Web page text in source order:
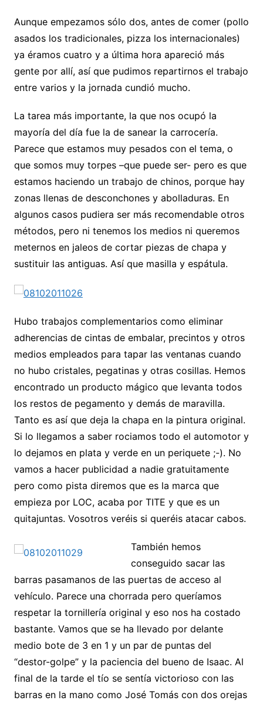
Aunque empezamos sólo dos, antes de comer (pollo
asados los tradicionales, pizza los internacionales)
ya éramos cuatro y a última hora apareció más
gente por allí, así que pudimos repartirnos el trabajo
entre varios y la jornada cundió mucho.
La tarea más importante, la que nos ocupó la
mayoría del día fue la de sanear la carrocería.
Parece que estamos muy pesados con el tema, o
que somos muy torpes –que puede ser- pero es que
estamos haciendo un trabajo de chinos, porque hay
zonas llenas de desconchones y abolladuras. En
algunos casos pudiera ser más recomendable otros
métodos, pero ni tenemos los medios ni queremos
meternos en jaleos de cortar piezas de chapa y
sustituir las antiguas. Así que masilla y espátula.
Hubo trabajos complementarios como eliminar
adherencias de cintas de embalar, precintos y otros
medios empleados para tapar las ventanas cuando
no hubo cristales, pegatinas y otras cosillas. Hemos
encontrado un producto mágico que levanta todos
los restos de pegamento y demás de maravilla.
Tanto es así que deja la chapa en la pintura original.
Si lo llegamos a saber rociamos todo el automotor y
lo dejamos en plata y verde en un periquete ;-). No
vamos a hacer publicidad a nadie gratuitamente
pero como pista diremos que es la marca que
empieza por LOC, acaba por TITE y que es un
quitajuntas. Vosotros veréis si queréis atacar cabos.
También hemos
conseguido sacar las
barras pasamanos de las puertas de acceso al
vehículo. Parece una chorrada pero queríamos
respetar la tornillería original y eso nos ha costado
bastante. Vamos que se ha llevado por delante
medio bote de 3 en 1 y un par de puntas del
“destor-golpe” y la paciencia del bueno de Isaac. Al
final de la tarde el tío se sentía victorioso con las
barras en la mano como José Tomás con dos orejas